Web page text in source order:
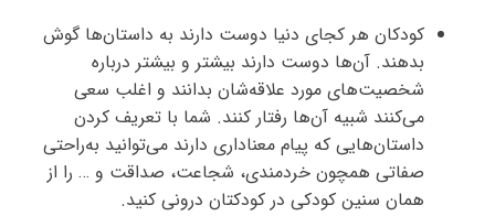
کودکان هر کجای دنیا دوست دارند به داستان‌ها گوش
بدهند. آن‌ها دوست دارند بیشتر و بیشتر درباره
شخصیت‌های مورد علاقه‌شان بدانند و اغلب سعی
می‌کنند شبیه آن‌ها رفتار کنند. شما با تعریف کردن
داستان‌هایی که پیام معناداری دارند می‌توانید به‌راحتی
صفاتی همچون خردمندی، شجاعت، صداقت و … را از
همان سنین کودکی در کودکتان درونی کنید.